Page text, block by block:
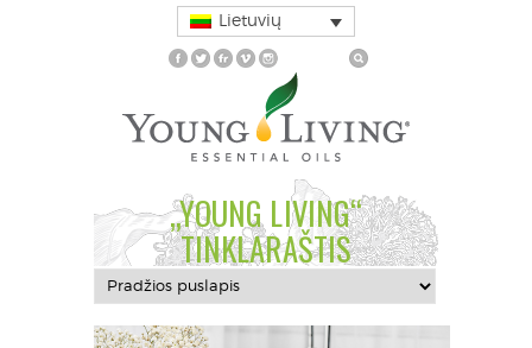
Lietuvių
„YOUNG LIVING“
TINKLARAŠTIS